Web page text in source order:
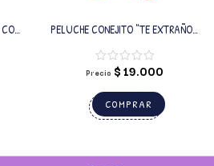
PELUCHE CONEJITO “TE EXTRAÑO»
CON LUCES
Precio $19.000
COMPRAR